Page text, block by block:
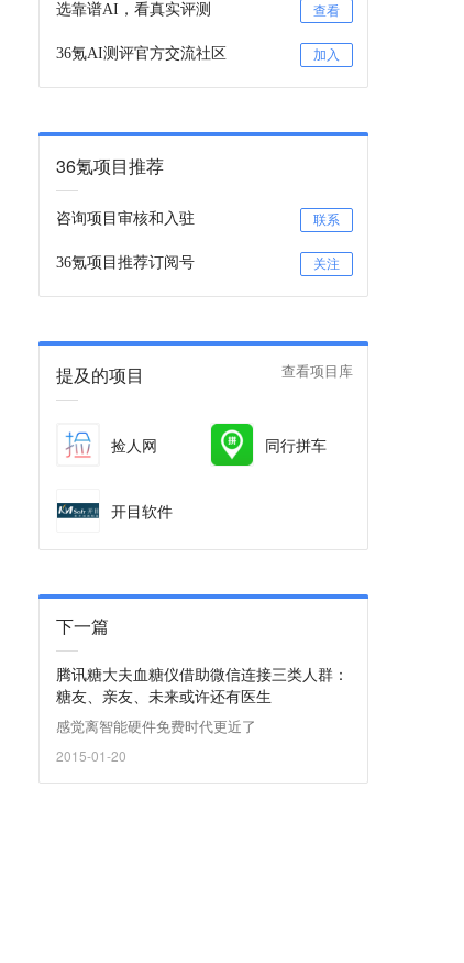
选靠谱AI，看真实评测 查看
36氪AI测评官方交流社区 加入
36氪项目推荐
咨询项目审核和入驻 联系
36氪项目推荐订阅号 关注
提及的项目 查看项目库
捡人网 同行拼车
开目软件
下一篇
腾讯糖大夫血糖仪借助微信连接三类人群：
糖友、亲友、未来或许还有医生
感觉离智能硬件免费时代更近了
2015-01-20